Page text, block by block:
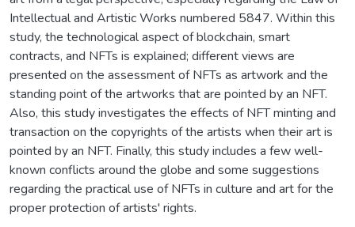
Intellectual and Artistic Works numbered 5847. Within this
study, the technological aspect of blockchain, smart
contracts, and NFTs is explained; different views are
presented on the assessment of NFTs as artwork and the
standing point of the artworks that are pointed by an NFT.
Also, this study investigates the effects of NFT minting and
transaction on the copyrights of the artists when their art is
pointed by an NFT. Finally, this study includes a few well-
known conflicts around the globe and some suggestions
regarding the practical use of NFTs in culture and art for the
proper protection of artists' rights.